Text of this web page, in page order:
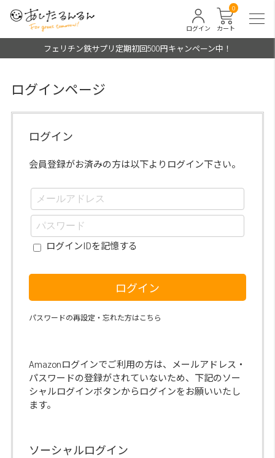
カート
0
ログイン
フェリチン鉄サプリ定期初回500円キャンペーン中！
ログインページ
ログイン
会員登録がお済みの方は以下よりログイン下さい。
ログインIDを記憶する
ログイン
パスワードの再設定・忘れた方はこちら
Amazonログインでご利用の方は、メールアドレス・
パスワードの登録がされていないため、下記のソー
シャルログインボタンからログインをお願いいたし
ます。
ソーシャルログイン